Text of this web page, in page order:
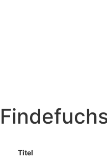
Titel